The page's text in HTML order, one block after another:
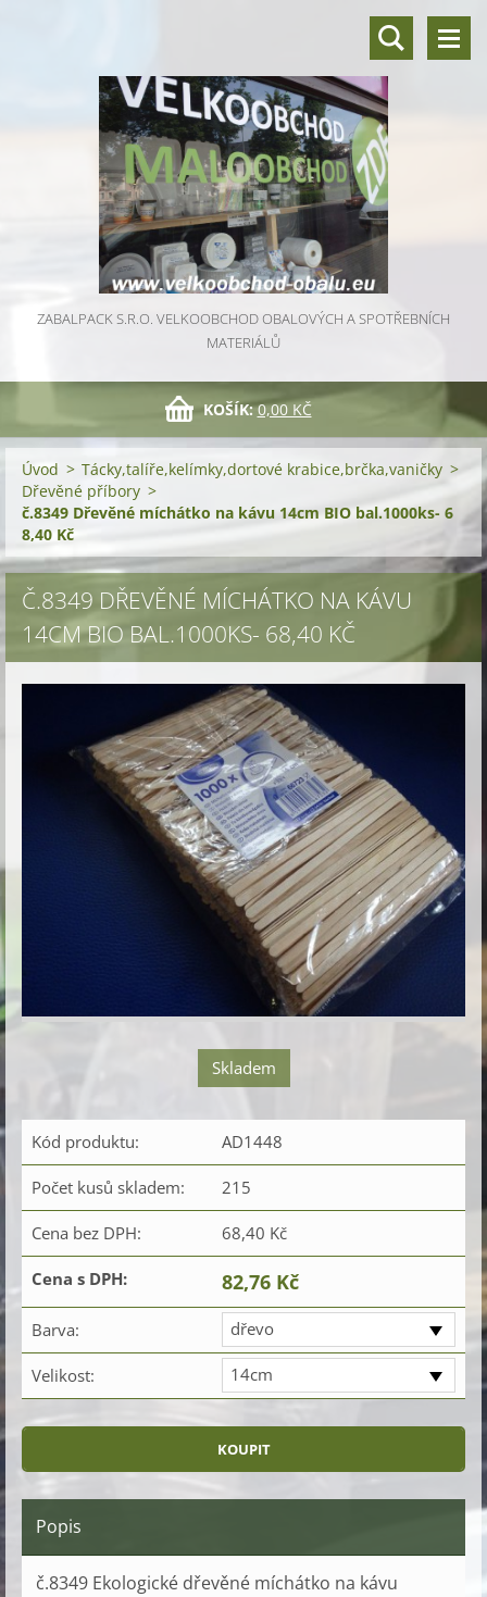
ZABALPACK S.R.O. VELKOOBCHOD OBALOVÝCH A SPOTŘEBNÍCH
MATERIÁLŮ
KOŠÍK: 0,00 KČ
Úvod > Tácky,talíře,kelímky,dortové krabice,brčka,vaničky >
Dřevěné příbory >
č.8349 Dřevěné míchátko na kávu 14cm BIO bal.1000ks- 6
8,40 Kč
Č.8349 DŘEVĚNÉ MÍCHÁTKO NA KÁVU
14CM BIO BAL.1000KS- 68,40 KČ
Skladem
Kód produktu: AD1448
Počet kusů skladem: 215
Cena bez DPH: 68,40 Kč
Cena s DPH: 82,76 Kč
Barva: dřevo
Velikost: 14cm
Popis
č.8349 Ekologické dřevěné míchátko na kávu